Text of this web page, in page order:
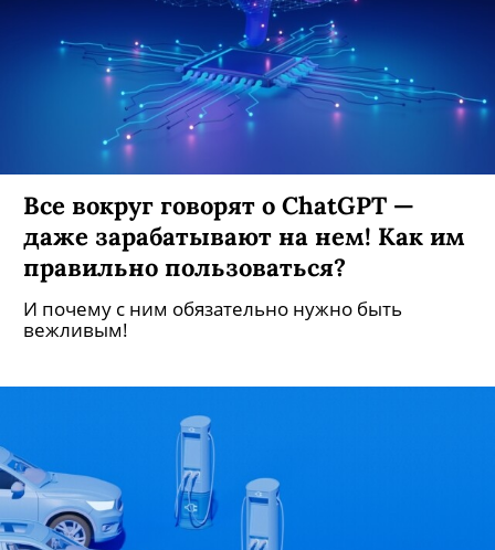
Все вокруг говорят о ChatGPT —
даже зарабатывают на нем! Как им
правильно пользоваться?
И почему с ним обязательно нужно быть
вежливым!